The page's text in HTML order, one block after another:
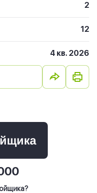
2
12
4 кв. 2026